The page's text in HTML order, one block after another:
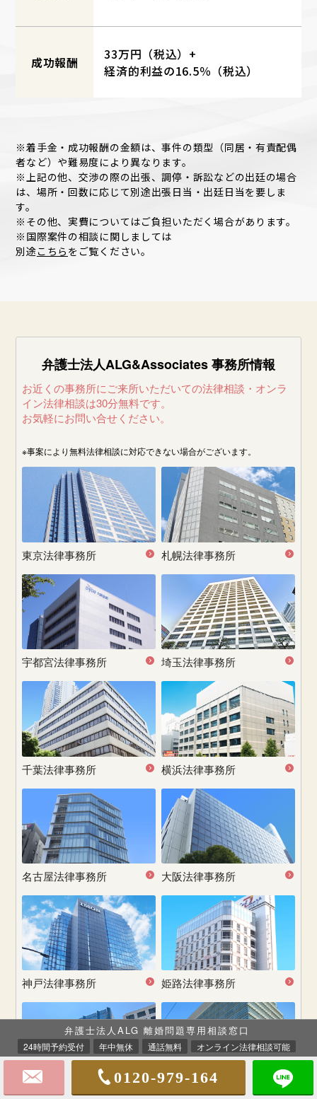
成功報酬
33万円（税込）+
経済的利益の16.5％（税込）
※着手金・成功報酬の金額は、事件の類型（同居・有責配偶
者など）や難易度により異なります。
※上記の他、交渉の際の出張、調停・訴訟などの出廷の場合
は、場所・回数に応じて別途出張日当・出廷日当を要しま
す。
※その他、実費についてはご負担いただく場合があります。
※国際案件の相談に関しましては
別途こちら をご覧ください。
弁護士法人ALG&Associates事務所情報
お近くの事務所にご来所いただいての法律相談・オンラ
イン法律相談は30分無料です。
お気軽にお問い合せください。
※事案により無料法律相談に対応できない場合がございます。
東京法律事務所 札幌法律事務所
宇都宮法律事務所 埼玉法律事務所
千葉法律事務所 横浜法律事務所
名古屋法律事務所 大阪法律事務所
神戸法律事務所 姫路法律事務所
広島法律事務所
弁護士法人ALG 離婚問題専用相談窓口
24時間予約受付 年中無休 通話無料 オンライン法律相談可能
0120-979-164